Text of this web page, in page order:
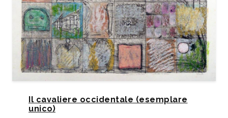
Il cavaliere occidentale (esemplare
unico)